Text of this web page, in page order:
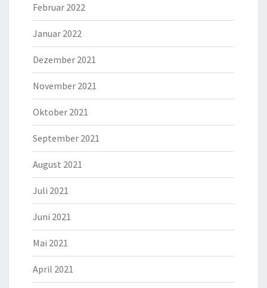
Februar 2022
Januar 2022
Dezember 2021
November 2021
Oktober 2021
September 2021
August 2021
Juli 2021
Juni 2021
Mai 2021
April 2021